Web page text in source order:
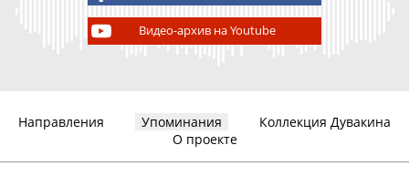
Видео-архив на Youtube
Направления Упоминания
Коллекция Дувакина
О проекте